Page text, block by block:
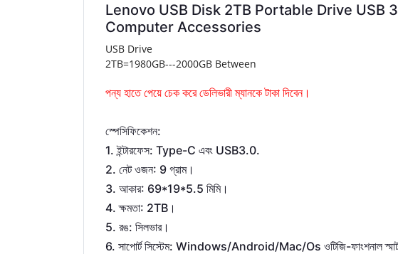
Lenovo USB Disk 2TB Portable Drive USB
Computer Accessories
USB Drive
2TB=1980GB---2000GB Between
পন্য হাতে পেয়ে চেক করে ডেলিভারী ম্যানকে টাকা দিবেন।
স্পেসিফিকেশন:
1. ইন্টারফেস: Type-C এবং USB3.0.
2. নেট ওজন: 9 গ্রাম।
3. আকার: 69*19*5.5 মিমি।
4. ক্ষমতা: 2TB ।
5. রঙ: সিলভার।
6. সাপোর্ট সিস্টেম: Windows/Android/Mac/Os ওটিজি-ফাংশনাল